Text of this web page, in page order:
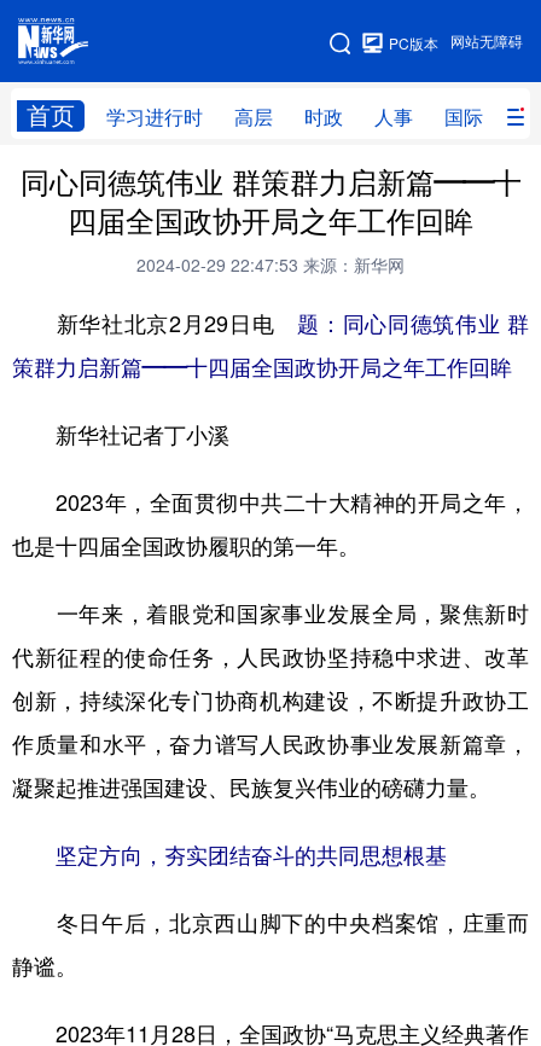
网站无障碍
PC版本
首页 学习进行时 高层 时政 人事 国际 财
网站地图
学习进行时 高层 时政 人事
国际 财经 网评 港澳
科技 科创 量子 体育
文化 书画 健康 军事
访谈 视频
食品 人居 信息化
彩票 娱乐 时尚 悦读
公益 一带一路 亚太网 上市公司
文化产业
北京 天津 河北 山西
浙江 安徽 福建 江西
同心同德筑伟业 群策群力启新篇——十
四届全国政协开局之年工作回眸
2024-02-29 22:47:53 来源：新华网
新华社北京2月29日电 题：同心同德筑伟业 群
策群力启新篇——十四届全国政协开局之年工作回眸
新华社记者丁小溪
2023年，全面贯彻中共二十大精神的开局之年，
也是十四届全国政协履职的第一年。
一年来，着眼党和国家事业发展全局，聚焦新时
代新征程的使命任务，人民政协坚持稳中求进、改革
创新，持续深化专门协商机构建设，不断提升政协工
作质量和水平，奋力谱写人民政协事业发展新篇章，
凝聚起推进强国建设、民族复兴伟业的磅礴力量。
坚定方向，夯实团结奋斗的共同思想根基
冬日午后，北京西山脚下的中央档案馆，庄重而
静谧。
2023年11月28日，全国政协“马克思主义经典著作